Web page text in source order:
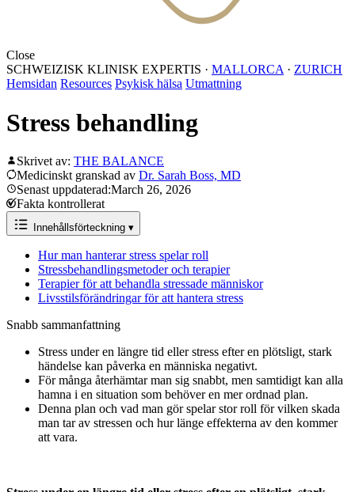
Close
SCHWEIZISK KLINISK EXPERTIS · MALLORCA · ZURICH
Hemsidan Resources Psykisk hälsa Utmattning
Stress behandling
Skrivet av: THE BALANCE
Medicinskt granskad av Dr. Sarah Boss, MD
Senast uppdaterad:March 26, 2026
Fakta kontrollerat
Innehållsförteckning ▾
Hur man hanterar stress spelar roll
Stressbehandlingsmetoder och terapier
Terapier för att behandla stressade människor
Livsstilsförändringar för att hantera stress
Snabb sammanfattning
Stress under en längre tid eller stress efter en plötsligt, stark
händelse kan påverka en människa negativt.
För många återhämtar man sig snabbt, men samtidigt kan alla
hamna i en situation som behöver en mer ordnad plan.
Denna plan och vad man gör spelar stor roll för vilken skada
man tar av stressen och hur länge effekterna av den kommer
att vara.